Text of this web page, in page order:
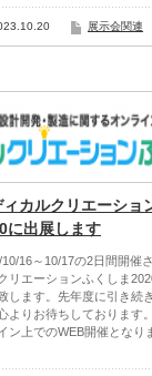
展示会関連
ィカルクリエーショ
に出展します
10/16～10/17の2日間開催
リエーションふくしま
します。先年度に引き続
よりお待ちしております
ン上でのWEB開催となり